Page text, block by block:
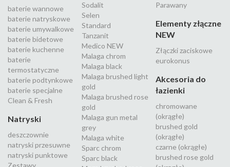
baterie wannowe
baterie natryskowe
baterie umywalkowe
baterie bidetowe
baterie kuchenne
baterie
termostatyczne
baterie podtynkowe
baterie specjalne
Clean & Fresh
Natryski
deszczownie
natryski przesuwne
natryski punktowe
Sodalit
Selen
Standard
Tanzanit
Medico NEW
Malaga chrom
Malaga black
Malaga brushed light
gold
Malaga brushed rose
gold
Malaga gun metal
grey
Malaga white
Sparc chrom
Sparc black
Parawany
Elementy złączne
NEW
Złączki zaciskowe
eurokonus
Akcesoria do
łazienki
chromowane
(okrągłe)
brushed gold
(okrągłe)
czarne (okrągłe)
brushed rose gold